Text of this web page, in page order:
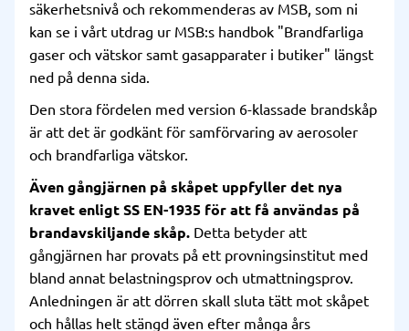
säkerhetsnivå och rekommenderas av MSB, som ni
kan se i vårt utdrag ur MSB:s handbok "Brandfarliga
gaser och vätskor samt gasapparater i butiker" längst
ned på denna sida.
Den stora fördelen med version 6-klassade brandskåp
är att det är godkänt för samförvaring av aerosoler
och brandfarliga vätskor.
Även gångjärnen på skåpet uppfyller det nya
kravet enligt SS EN-1935 för att få användas på
brandavskiljande skåp. Detta betyder att
gångjärnen har provats på ett provningsinstitut med
bland annat belastningsprov och utmattningsprov.
Anledningen är att dörren skall sluta tätt mot skåpet
och hållas helt stängd även efter många års